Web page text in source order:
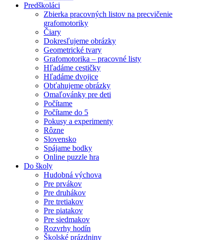
Predškoláci
Zbierka pracovných listov na precvičenie
grafomotoriky
Čiary
Dokresľujeme obrázky
Geometrické tvary
Grafomotorika – pracovné listy
Hľadáme cestičky
Hľadáme dvojice
Obťahujeme obrázky
Omaľovánky pre deti
Počítame
Počítame do 5
Pokusy a experimenty
Rôzne
Slovensko
Spájame bodky
Online puzzle hra
Do školy
Hudobná výchova
Pre prvákov
Pre druhákov
Pre tretiakov
Pre piatakov
Pre siedmakov
Rozvrhy hodín
Školské prázdniny